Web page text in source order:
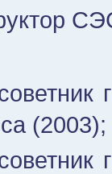
(2003);